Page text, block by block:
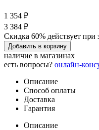
1 354 ₽
3 384 ₽
Скидка 60% действует при
Добавить в корзину
наличие в магазинах
есть вопросы? онлайн-
Описание
Способ оплаты
Доставка
Гарантия
Описание